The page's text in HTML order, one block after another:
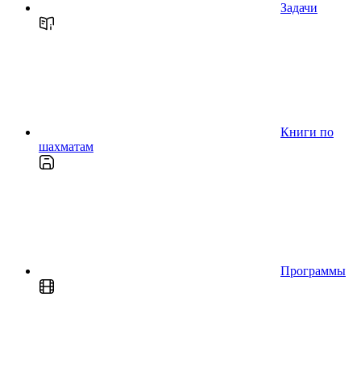
Задачи
Книги по
шахматам
Программы